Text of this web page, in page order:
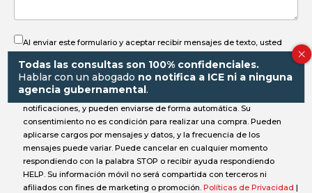
Al enviar este formulario y aceptar recibir mensajes de texto, usted
a comunicarse con usted por
SMS al número proporcionado. Estos mensajes pueden incluir
información sobre su caso, solicitudes de documentos,
actualizaciones de estado, recordatorios de fechas importantes o
notificaciones, y pueden enviarse de forma automática. Su
consentimiento no es condición para realizar una compra. Pueden
aplicarse cargos por mensajes y datos, y la frecuencia de los
mensajes puede variar. Puede cancelar en cualquier momento
respondiendo con la palabra STOP o recibir ayuda respondiendo
HELP. Su información móvil no será compartida con terceros ni
afiliados con fines de marketing o promoción. Políticas de Privacidad |
Todas las consultas son 100% confidenciales.
Hablar con un abogado no notifica a ICE ni a ninguna
agencia gubernamental.